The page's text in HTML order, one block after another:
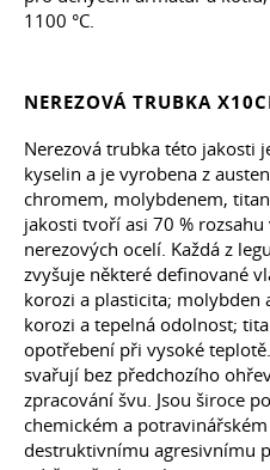
1100 °C.
NEREZOVÁ TRUBKA
Nerezová trubka této jakosti
kyselin a je vyrobena z
chromem, molybdenem,
jakosti tvoří asi 70 %
nerezových ocelí. Každá z
zvyšuje některé definované
korozi a plasticita;
korozi a tepelná odolnost;
opotřebení při vysoké
svařují bez předchozího
zpracování švu. Jsou široce
chemickém a
destruktivnímu agresivnímu